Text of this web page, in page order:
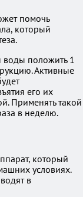
помочь
который
воды положить 1
Активные
его их
Применять такой
в неделю.
который
условиях.
в